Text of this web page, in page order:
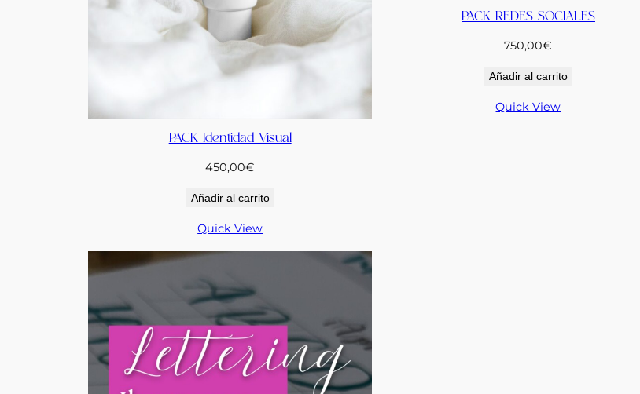
PACK Identidad Visual
450,00€
Añadir al carrito
Quick View
PACK REDES SOCIALES
750,00€
Añadir al carrito
Quick View